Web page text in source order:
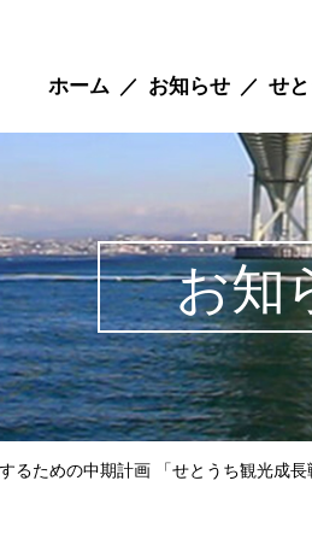
ホーム お知らせ せ
お知
るための中期計画 「せとうち観光成